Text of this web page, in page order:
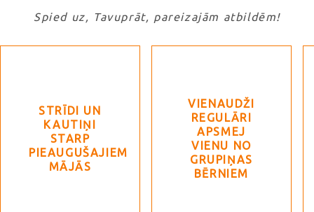
Spied uz, Tavuprāt, pareizajām atbildēm!
STRĪDI UN
KAUTIŅI
STARP
PIEAUGUŠAJIEM
MĀJĀS
VIENAUDŽI
REGULĀRI
APSMEJ
VIENU NO
GRUPIŅAS
BĒRNIEM